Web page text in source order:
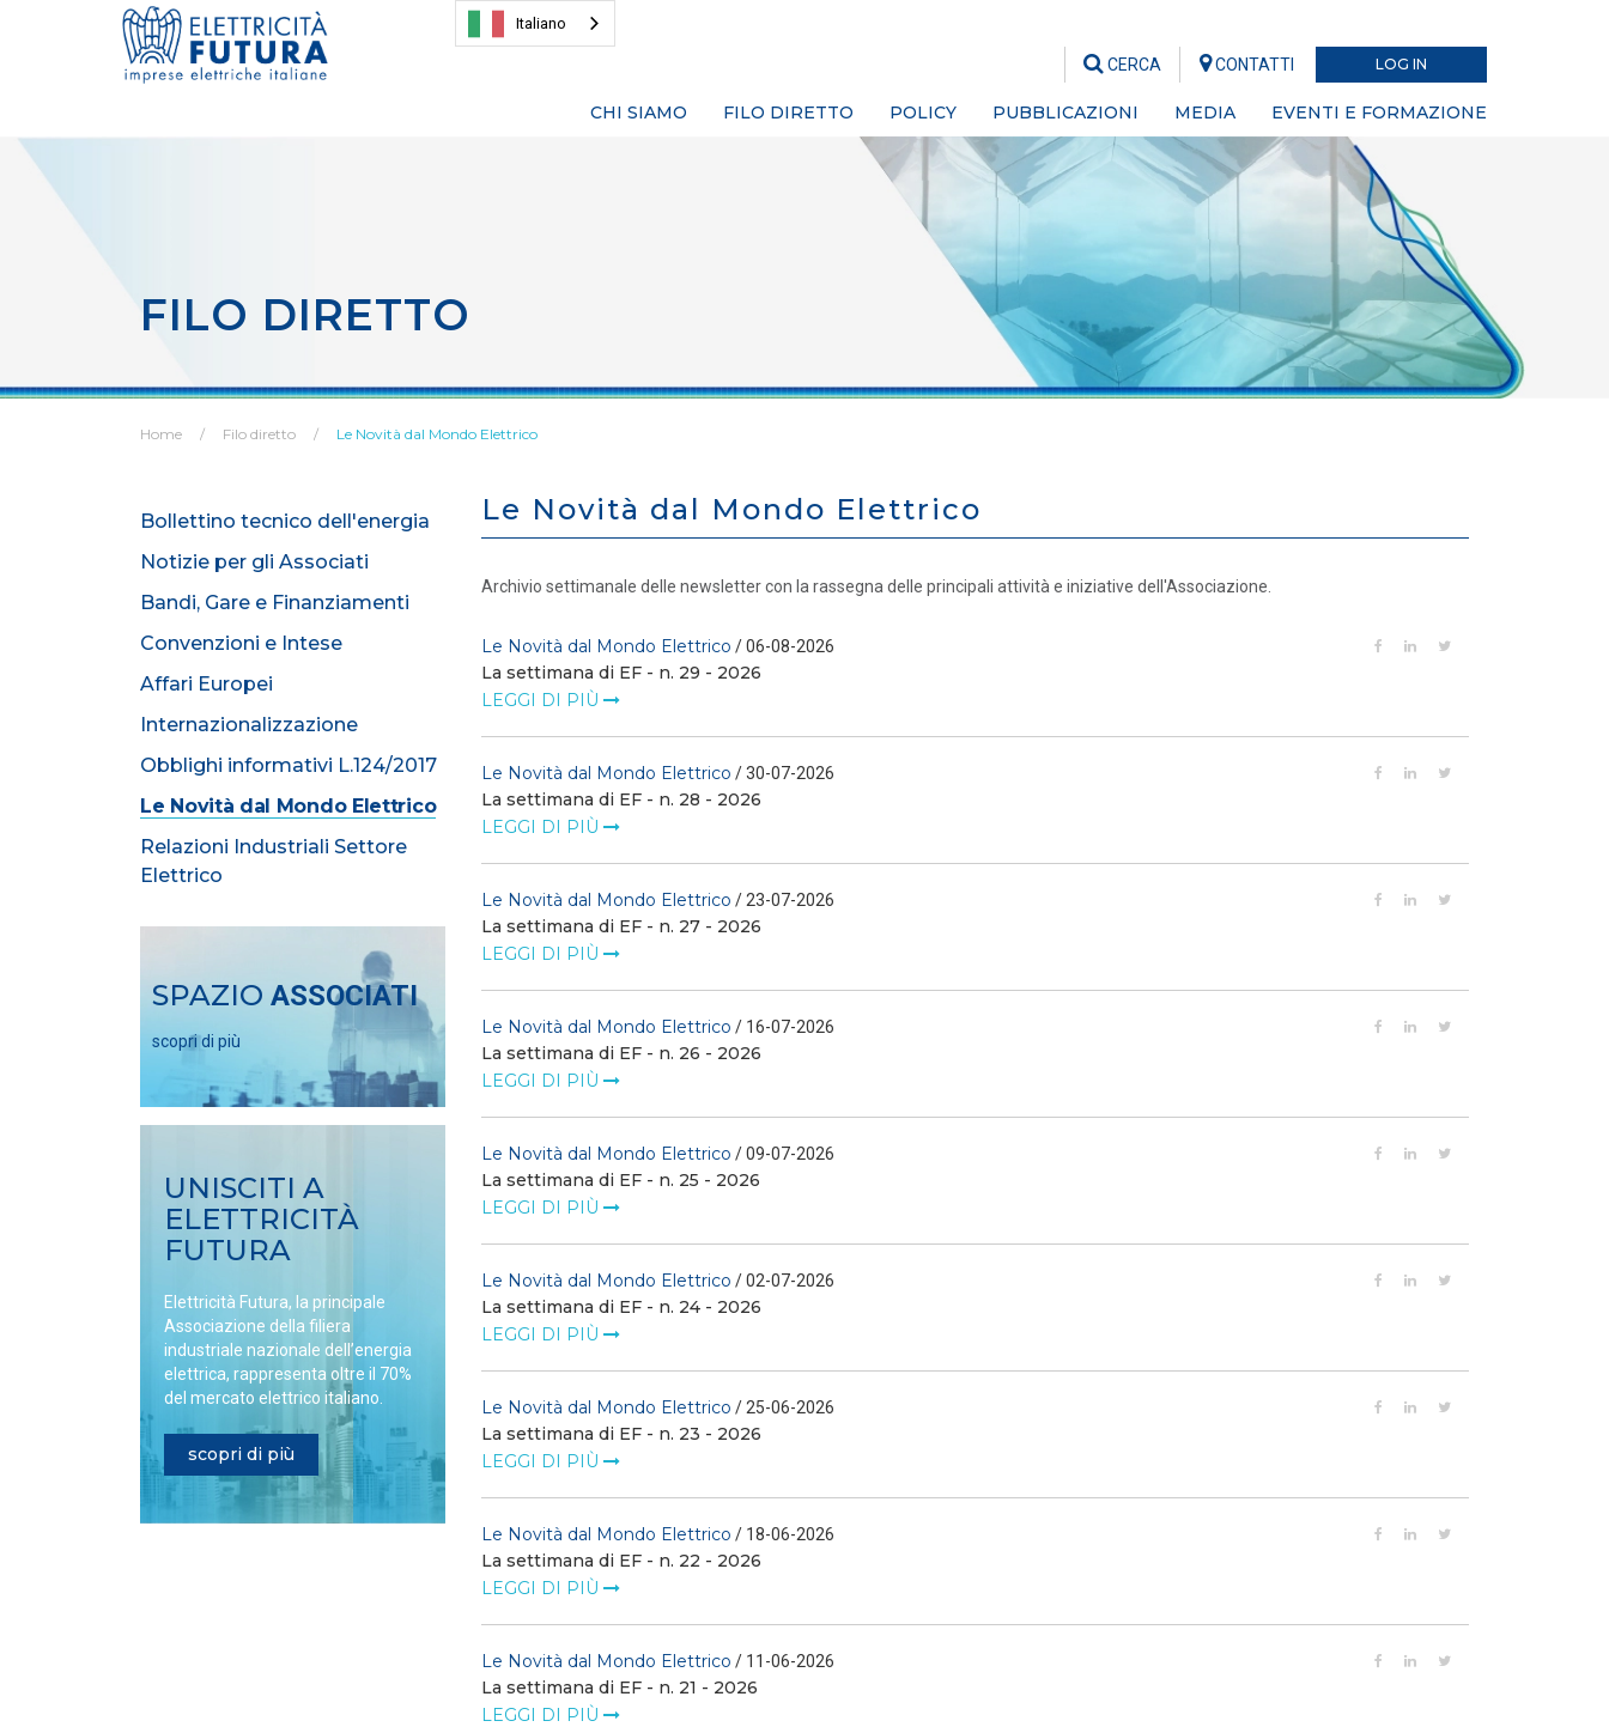
Italiano
LOG IN
CERCA CONTATTI
CHI SIAMO FILO DIRETTO POLICY PUBBLICAZIONI MEDIA EVENTI E FORMAZIONE
FILO DIRETTO
Home Filo diretto Le Novità dal Mondo Elettrico
Bollettino tecnico dell'energia
Notizie per gli Associati
Bandi, Gare e Finanziamenti
Convenzioni e Intese
Affari Europei
Internazionalizzazione
Obblighi informativi L.124/2017
Le Novità dal Mondo Elettrico
Relazioni Industriali Settore
Elettrico
SPAZIO ASSOCIATI
scopri di più
UNISCITI A
ELETTRICITÀ
FUTURA
Elettricità Futura, la principale
Associazione della filiera
industriale nazionale dell’energia
elettrica, rappresenta oltre il 70%
del mercato elettrico italiano.
scopri di più
Le Novità dal Mondo Elettrico
Archivio settimanale delle newsletter con la rassegna delle principali attività e iniziative dell'Associazione.
Le Novità dal Mondo Elettrico / 06-08-2026
La settimana di EF - n. 29 - 2026
LEGGI DI PIÙ
Le Novità dal Mondo Elettrico / 30-07-2026
La settimana di EF - n. 28 - 2026
LEGGI DI PIÙ
Le Novità dal Mondo Elettrico / 23-07-2026
La settimana di EF - n. 27 - 2026
LEGGI DI PIÙ
Le Novità dal Mondo Elettrico / 16-07-2026
La settimana di EF - n. 26 - 2026
LEGGI DI PIÙ
Le Novità dal Mondo Elettrico / 09-07-2026
La settimana di EF - n. 25 - 2026
LEGGI DI PIÙ
Le Novità dal Mondo Elettrico / 02-07-2026
La settimana di EF - n. 24 - 2026
LEGGI DI PIÙ
Le Novità dal Mondo Elettrico / 25-06-2026
La settimana di EF - n. 23 - 2026
LEGGI DI PIÙ
Le Novità dal Mondo Elettrico / 18-06-2026
La settimana di EF - n. 22 - 2026
LEGGI DI PIÙ
Le Novità dal Mondo Elettrico / 11-06-2026
La settimana di EF - n. 21 - 2026
LEGGI DI PIÙ